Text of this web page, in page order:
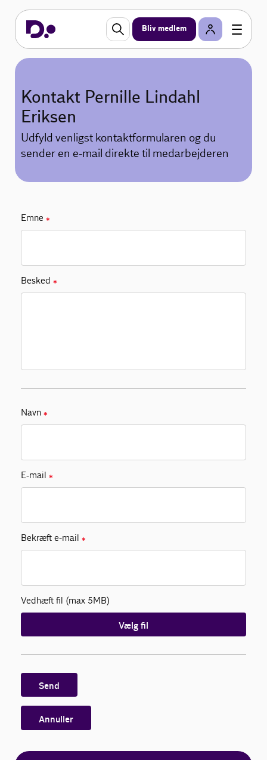
Bliv medlem
Kontakt Pernille Lindahl
Eriksen
Udfyld venligst kontaktformularen og du
sender en e-mail direkte til medarbejderen
Emne ✱
Besked ✱
Navn ✱
E-mail ✱
Bekræft e-mail ✱
Vedhæft fil (max 5MB)
Vælg fil
Send
Annuller